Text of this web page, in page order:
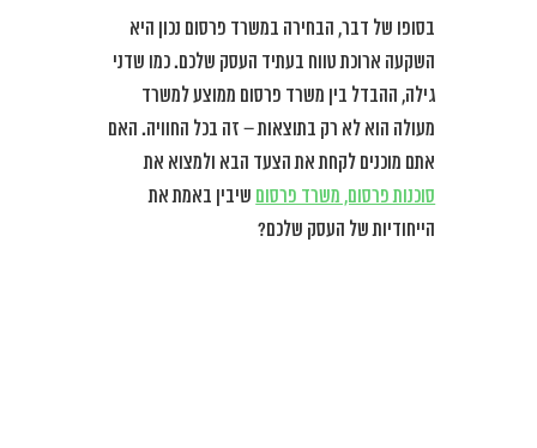
בסופו של דבר, הבחירה במשרד פרסום נכון היא
השקעה ארוכת טווח בעתיד העסק שלכם. כמו שדני
גילה, ההבדל בין משרד פרסום ממוצע למשרד
מעולה הוא לא רק בתוצאות – זה בכל החוויה. האם
אתם מוכנים לקחת את הצעד הבא ולמצוא את
סוכנות פרסום, משרד פרסום שיבין באמת את
הייחודיות של העסק שלכם?